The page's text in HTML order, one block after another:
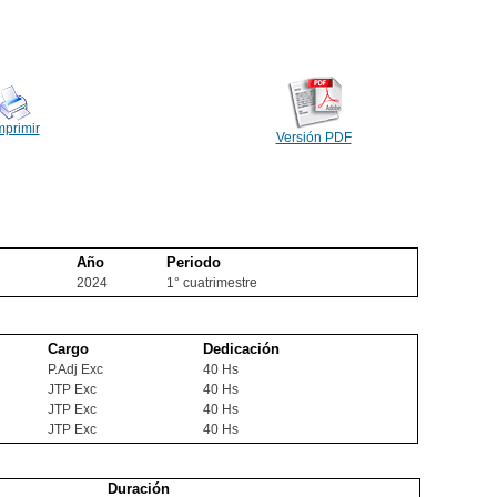
Versión PDF
Año Periodo
2024 1° cuatrimestre
Cargo Dedicación
P.Adj Exc
40 Hs
JTP Exc
40 Hs
JTP Exc
40 Hs
JTP Exc
40 Hs
Duración